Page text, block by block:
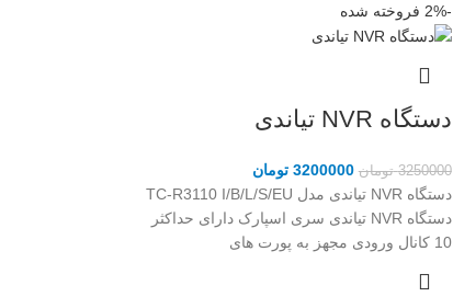
-2% فروخته شده
دستگاه NVR تیاندی
3250000 تومان 3200000 تومان
دستگاه NVR تیاندی مدل TC-R3110 I/B/L/S/EU
دستگاه NVR تیاندی سری اسپارک دارای حداکثر
10 کانال ورودی مجهز به پورت های